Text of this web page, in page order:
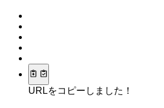
URLをコピーしました！